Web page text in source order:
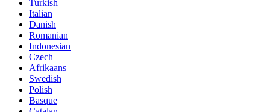
Turkish
Italian
Danish
Romanian
Indonesian
Czech
Afrikaans
Swedish
Polish
Basque